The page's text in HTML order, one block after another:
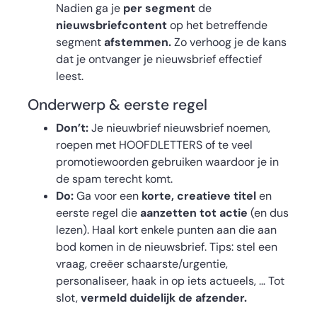
Nadien ga je per segmentde
nieuwsbriefcontentop het betreffende
segmentafstemmen.Zo verhoog je de kans
dat je ontvanger je nieuwsbrief effectief
leest.
Onderwerp & eerste regel
Don’t:Je nieuwbrief nieuwsbrief noemen,
roepen met HOOFDLETTERS of te veel
promotiewoorden gebruiken waardoor je in
de spam terecht komt.
Do:Ga voor een korte, creatieve titelen
eerste regel dieaanzetten tot actie (en dus
lezen). Haal kort enkele punten aan die aan
bod komen in de nieuwsbrief. Tips: stel een
vraag, creëer schaarste/urgentie,
personaliseer, haak in op iets actueels, … Tot
slot,vermeld duidelijk de afzender.